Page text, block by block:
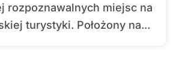
rozpoznawalnych miejsc na
turystyki. Położony na...